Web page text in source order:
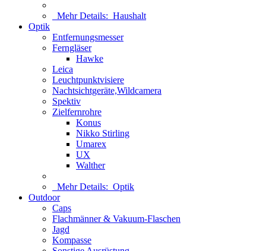
Mehr Details: Haushalt
Optik
Entfernungsmesser
Ferngläser
Hawke
Leica
Leuchtpunktvisiere
Nachtsichtgeräte,Wildcamera
Spektiv
Zielfernrohre
Konus
Nikko Stirling
Umarex
UX
Walther
Mehr Details: Optik
Outdoor
Caps
Flachmänner & Vakuum-Flaschen
Jagd
Kompasse